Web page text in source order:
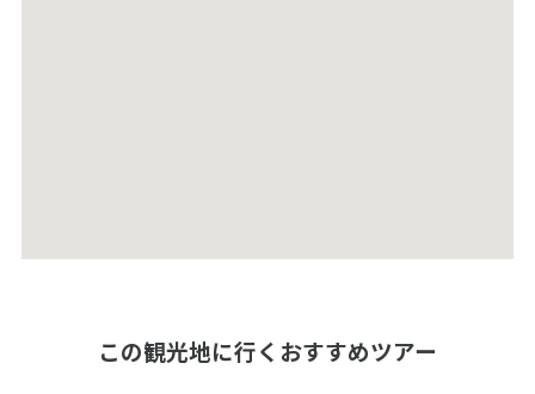
この観光地に行くおすすめツアー